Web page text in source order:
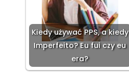
Kiedy używać PPS, a kiedy
Imperfeito? Eu fui czy eu
era?